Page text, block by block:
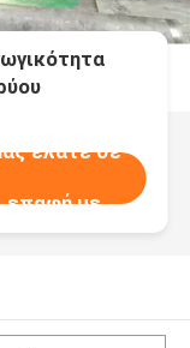
ελάτε σε
επαφή με